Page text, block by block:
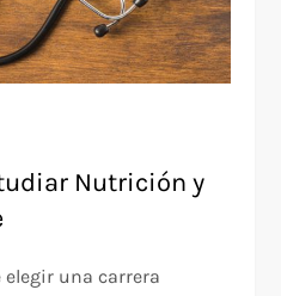
Nutrición y
elegir una carrera